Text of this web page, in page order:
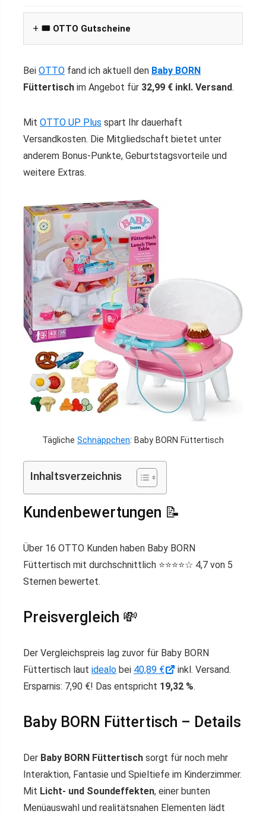
🎟️ OTTO Gutscheine
Bei OTTO fand ich aktuell den Baby BORN
Füttertisch im Angebot für 32,99 € inkl. Versand.
Mit OTTO UP Plus spart Ihr dauerhaft
Versandkosten. Die Mitgliedschaft bietet unter
anderem Bonus-Punkte, Geburtstagsvorteile und
weitere Extras.
Tägliche Schnäppchen: Baby BORN Füttertisch
Inhaltsverzeichnis
Kundenbewertungen 📝
Über 16 OTTO Kunden haben Baby BORN
Füttertisch mit durchschnittlich ⭐️⭐️⭐️⭐️☆ 4,7 von 5
Sternen bewertet.
Preisvergleich 💸
Der Vergleichspreis lag zuvor für Baby BORN
Füttertisch laut idealo bei 40,89 €
inkl. Versand.
Ersparnis: 7,90 €! Das entspricht 19,32 %.
Baby BORN Füttertisch – Details
Der Baby BORN Füttertisch sorgt für noch mehr
Interaktion, Fantasie und Spieltiefe im Kinderzimmer.
Mit Licht- und Soundeffekten, einer bunten
Menüauswahl und realitätsnahen Elementen lädt